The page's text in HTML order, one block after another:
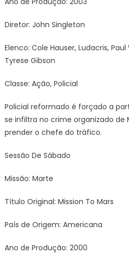
Diretor: John Singleton
Elenco: Cole Hauser, Ludacris,
Tyrese Gibson
Classe: Ação, Policial
Policial reformado é forçado a
se infiltra no crime organizado de
prender o chefe do tráfico.
Sessão De Sábado
Missão: Marte
Título Original: Mission To Mars
País de Origem: Americana
Ano de Produção: 2000